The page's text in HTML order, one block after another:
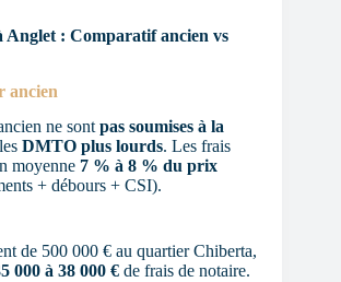
Anglet : Comparatif ancien vs
ancien
ne sont pas soumises à la
DMTO plus lourds. Les frais
moyenne 7 % à 8 % du prix
+ débours + CSI).
de 500 000 € au quartier Chiberta,
000 à 38 000 € de frais de notaire.